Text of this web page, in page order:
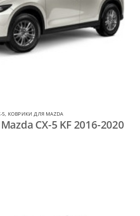
5 КОВРИКИ ДЛЯ MAZDA
CX-5 KF 2016-2020